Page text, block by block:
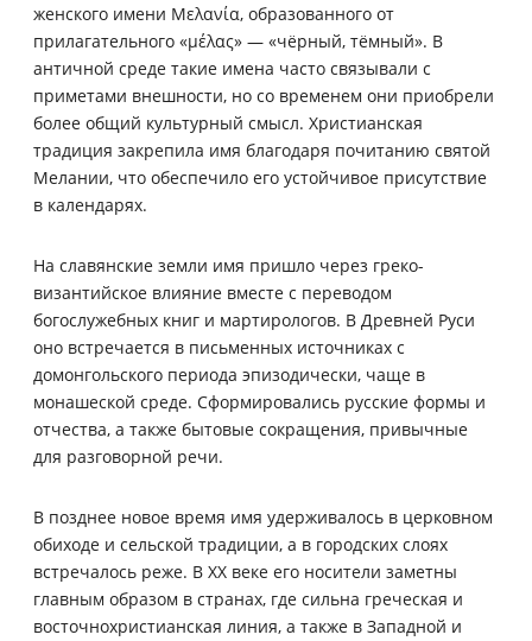
женского имени Μελανία, образованного от
прилагательного «μέλας» — «чёрный, тёмный». В
античной среде такие имена часто связывали с
приметами внешности, но со временем они приобрели
более общий культурный смысл. Христианская
традиция закрепила имя благодаря почитанию святой
Мелании, что обеспечило его устойчивое присутствие
в календарях.
На славянские земли имя пришло через греко-
византийское влияние вместе с переводом
богослужебных книг и мартирологов. В Древней Руси
оно встречается в письменных источниках с
домонгольского периода эпизодически, чаще в
монашеской среде. Сформировались русские формы и
отчества, а также бытовые сокращения, привычные
для разговорной речи.
В позднее новое время имя удерживалось в церковном
обиходе и сельской традиции, а в городских слоях
встречалось реже. В XX веке его носители заметны
главным образом в странах, где сильна греческая и
восточнохристианская линия, а также в Западной и